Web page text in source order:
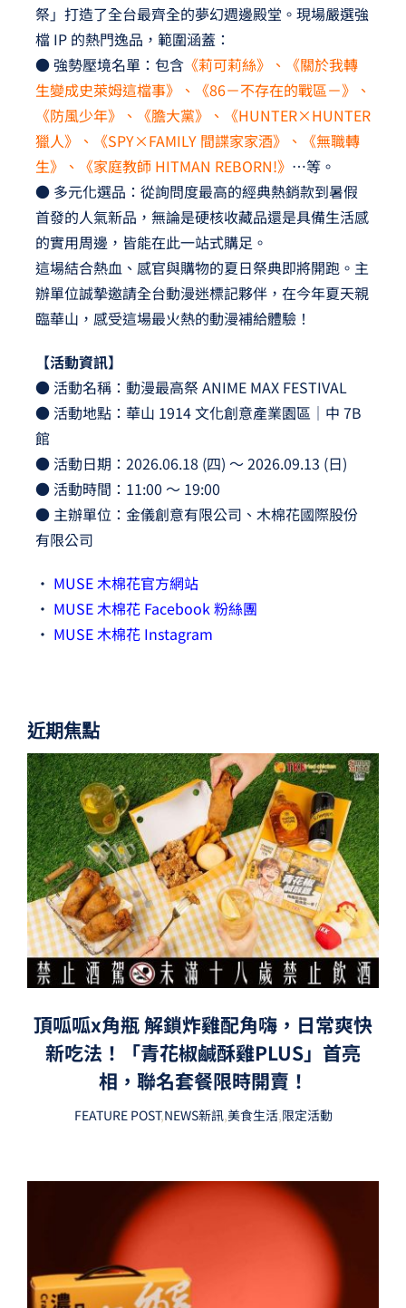
祭」打造了全台最齊全的夢幻週邊殿堂。現場嚴選強
檔 IP 的熱門逸品，範圍涵蓋：
● 強勢壓境名單：包含《莉可莉絲》、《關於我轉
生變成史萊姆這檔事》、《86－不存在的戰區－》、
《防風少年》、《膽大黨》、《HUNTER×HUNTER
獵人》、《SPY×FAMILY 間諜家家酒》、《無職轉
生》、《家庭教師 HITMAN REBORN!》 …等。
● 多元化選品：從詢問度最高的經典熱銷款到暑假
首發的人氣新品，無論是硬核收藏品還是具備生活感
的實用周邊，皆能在此一站式購足。
這場結合熱血、感官與購物的夏日祭典即將開跑。主
辦單位誠摯邀請全台動漫迷標記夥伴，在今年夏天親
臨華山，感受這場最火熱的動漫補給體驗！
【活動資訊】
● 活動名稱：動漫最高祭 ANIME MAX FESTIVAL
● 活動地點：華山 1914 文化創意產業園區｜中 7B
館
● 活動日期：2026.06.18 (四) ～ 2026.09.13 (日)
● 活動時間：11:00 ～ 19:00
● 主辦單位：金儀創意有限公司、木棉花國際股份
有限公司
• MUSE 木棉花官方網站
• MUSE 木棉花 Facebook 粉絲團
• MUSE 木棉花 Instagram
近期焦點
頂呱呱x角瓶 解鎖炸雞配角嗨，日常爽快
新吃法！「青花椒鹹酥雞PLUS」首亮
相，聯名套餐限時開賣！
FEATURE POST,NEWS新訊,美食生活,限定活動